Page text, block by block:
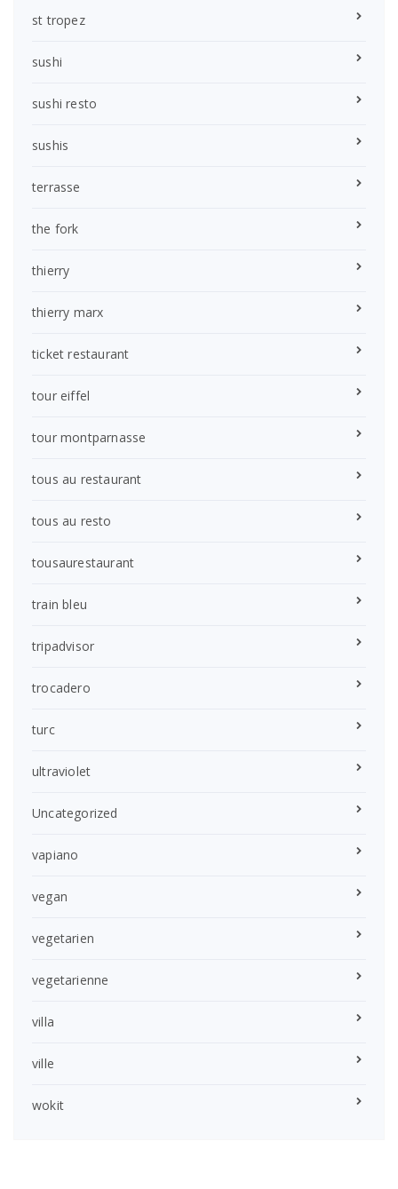
st tropez
sushi
sushi resto
sushis
terrasse
the fork
thierry
thierry marx
ticket restaurant
tour eiffel
tour montparnasse
tous au restaurant
tous au resto
tousaurestaurant
train bleu
tripadvisor
trocadero
turc
ultraviolet
Uncategorized
vapiano
vegan
vegetarien
vegetarienne
villa
ville
wokit